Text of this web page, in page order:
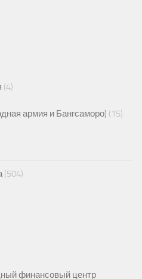
(4)
армия и Бангсаморо) (15)
(504)
финансовый центр